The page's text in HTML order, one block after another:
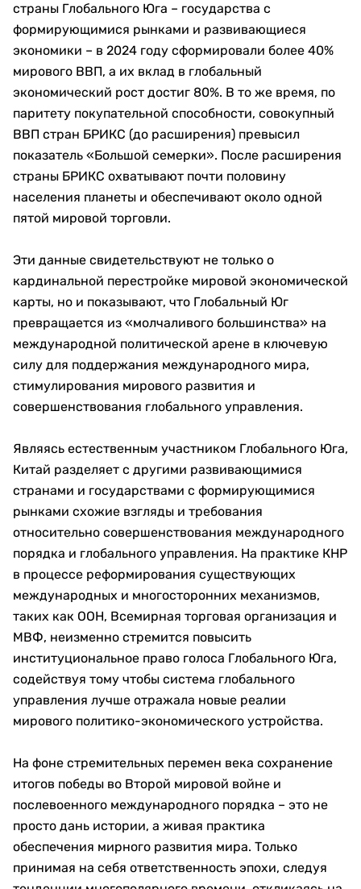
страны Глобального Юга – государства с
формирующимися рынками и развивающиеся
экономики – в 2024 году сформировали более 40%
мирового ВВП, а их вклад в глобальный
экономический рост достиг 80%. В то же время, по
паритету покупательной способности, совокупный
ВВП стран БРИКС (до расширения) превысил
показатель «Большой семерки». После расширения
страны БРИКС охватывают почти половину
населения планеты и обеспечивают около одной
пятой мировой торговли.
Эти данные свидетельствуют не только о
кардинальной перестройке мировой экономической
карты, но и показывают, что Глобальный Юг
превращается из «молчаливого большинства» на
международной политической арене в ключевую
силу для поддержания международного мира,
стимулирования мирового развития и
совершенствования глобального управления.
Являясь естественным участником Глобального Юга,
Китай разделяет с другими развивающимися
странами и государствами с формирующимися
рынками схожие взгляды и требования
относительно совершенствования международного
порядка и глобального управления. На практике КНР
в процессе реформирования существующих
международных и многосторонних механизмов,
таких как ООН, Всемирная торговая организация и
МВФ, неизменно стремится повысить
институциональное право голоса Глобального Юга,
содействуя тому чтобы система глобального
управления лучше отражала новые реалии
мирового политико-экономического устройства.
На фоне стремительных перемен века сохранение
итогов победы во Второй мировой войне и
послевоенного международного порядка – это не
просто дань истории, а живая практика
обеспечения мирного развития мира. Только
принимая на себя ответственность эпохи, следуя